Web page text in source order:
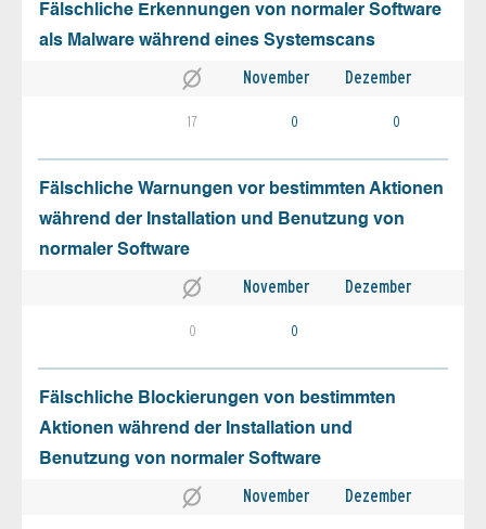
Fälschliche Erkennungen von normaler Software
als Malware während eines Systemscans
November Dezember
17 0 0
Fälschliche Warnungen vor bestimmten Aktionen
während der Installation und Benutzung von
normaler Software
November Dezember
0 0
Fälschliche Blockierungen von bestimmten
Aktionen während der Installation und
Benutzung von normaler Software
November Dezember